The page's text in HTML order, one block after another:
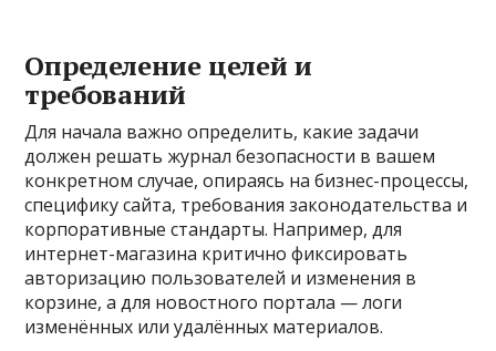
Определение целей и
требований
Для начала важно определить, какие задачи
должен решать журнал безопасности в вашем
конкретном случае, опираясь на бизнес-процессы,
специфику сайта, требования законодательства и
корпоративные стандарты. Например, для
интернет-магазина критично фиксировать
авторизацию пользователей и изменения в
корзине, а для новостного портала — логи
изменённых или удалённых материалов.